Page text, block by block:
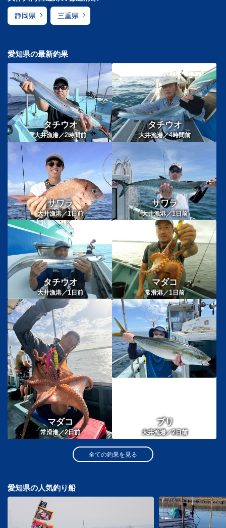
静岡県 三重県
愛知県の最新釣果
タチウオ
大井漁港／2時間前
タチウオ
大井漁港／4時間前
サワラ
大井漁港／1日前
サワラ
大井漁港／1日前
タチウオ
大井漁港／1日前
マダコ
常滑港／1日前
マダコ
常滑港／2日前
ブリ
大井漁港／2日前
全ての釣果を見る
愛知県の人気釣り船